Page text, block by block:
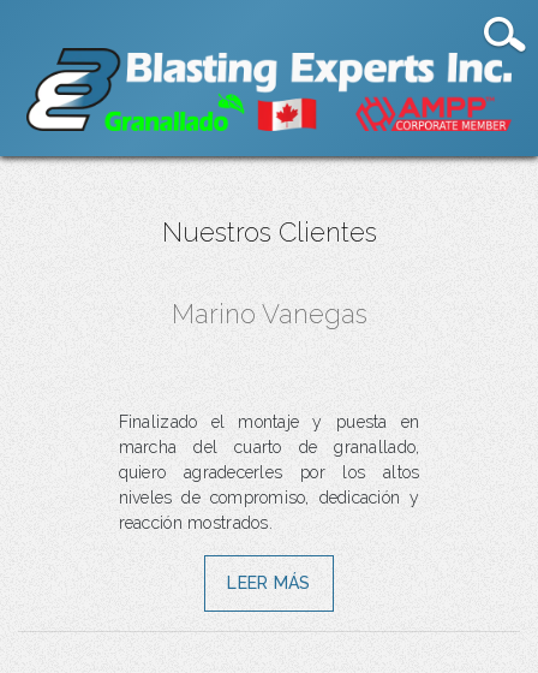
Nuestros Clientes
Marino Vanegas
Finalizado el montaje y puesta en
marcha del cuarto de granallado,
quiero agradecerles por los altos
niveles de compromiso, dedicación y
reacción mostrados.
LEER MÁS